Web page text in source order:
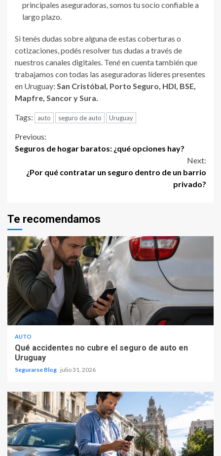
principales aseguradoras, somos tu socio confiable a
largo plazo.
Si tenés dudas sobre alguna de estas coberturas o
cotizaciones, podés resolver tus dudas a través de
nuestros canales digitales. Tené en cuenta también que
trabajamos con todas las aseguradoras líderes presentes
en Uruguay: San Cristóbal, Porto Seguro, HDI, BSE,
Mapfre, Sancor y Sura.
Tags: auto seguro de auto Uruguay
Continue
Previous:
Seguros de hogar baratos: ¿qué opciones hay?
Next:
¿Por qué contratar un seguro dentro de un barrio
privado?
Te recomendamos
AUTO
Qué accidentes no cubre el seguro de auto en
Uruguay
Segurarse Blog julio 31, 2026